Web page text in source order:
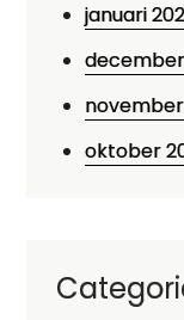
januari
oktober